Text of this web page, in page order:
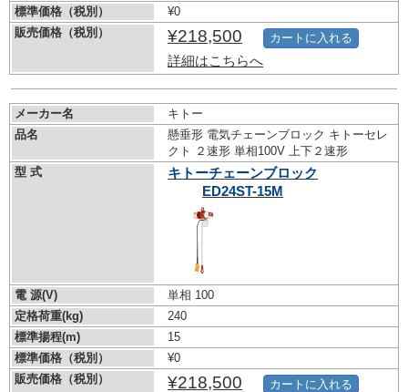
標準価格（税別）
¥0
販売価格（税別）
¥218,500
詳細はこちらへ
カートに入れる
メーカー名
キトー
品名
懸垂形 電気チェーンブロック キトーセレ
クト ２速形 単相100V 上下２速形
型 式
キトーチェーンブロック
ED24ST-15M
電 源(V)
単相 100
定格荷重(kg)
240
標準揚程(m)
15
標準価格（税別）
¥0
販売価格（税別）
¥218,500 カートに入れる